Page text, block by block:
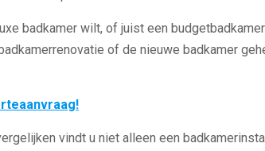
badkamer wilt, of juist een
of de nieuwe badkamer
vindt u niet alleen een